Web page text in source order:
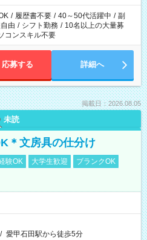
/ 履歴書不要 / 40～50代活躍中 / 副
由 / シフト勤務 / 10名以上の大量募
コンスキル不要
応募する 詳細へ
掲載日：2026.08.05
未読
＊文房具の仕分け
験OK 大学生歓迎
ブランクOK
/ 愛甲石田駅から徒歩5分